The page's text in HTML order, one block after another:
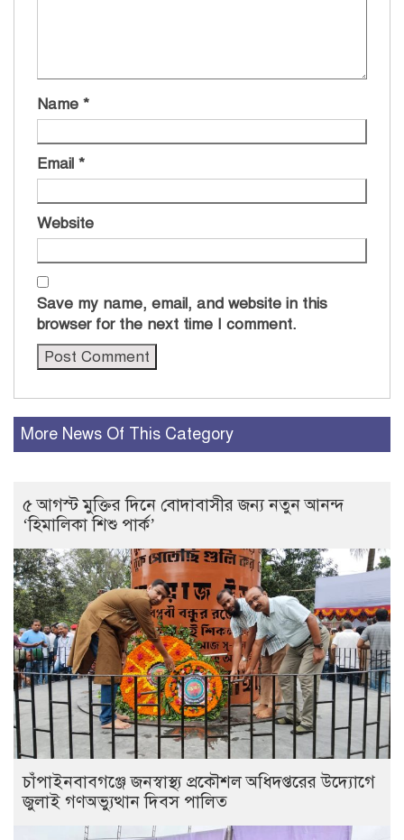
Name *
Email *
Website
Save my name, email, and website in this
browser for the next time I comment.
More News Of This Category
৫ আগস্ট মুক্তির দিনে বোদাবাসীর জন্য নতুন আনন্দ
‘হিমালিকা শিশু পার্ক’
চাঁপাইনবাবগঞ্জে জনস্বাস্থ্য প্রকৌশল অধিদপ্তরের উদ্যোগে
জুলাই গণঅভ্যুত্থান দিবস পালিত